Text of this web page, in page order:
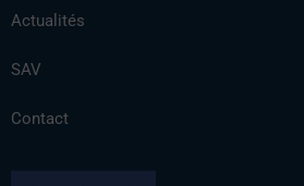
Actualités
SAV
Contact